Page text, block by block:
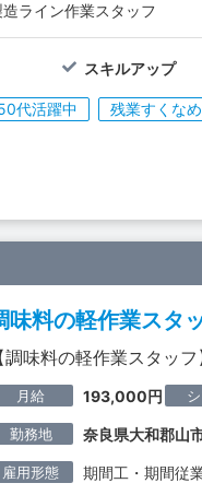
造ライン作業スタッフ
スキルアップ
代活躍中 残業すくな
味料の軽作業スタ
【調味料の軽作業スタッ
月給 193,000円
勤務地 奈良県大和郡山
雇用形態 期間工・期間従